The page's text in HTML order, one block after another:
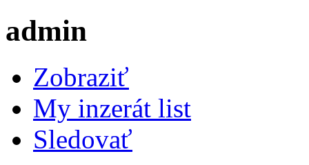
admin
Zobraziť
My inzerát list
Sledovať